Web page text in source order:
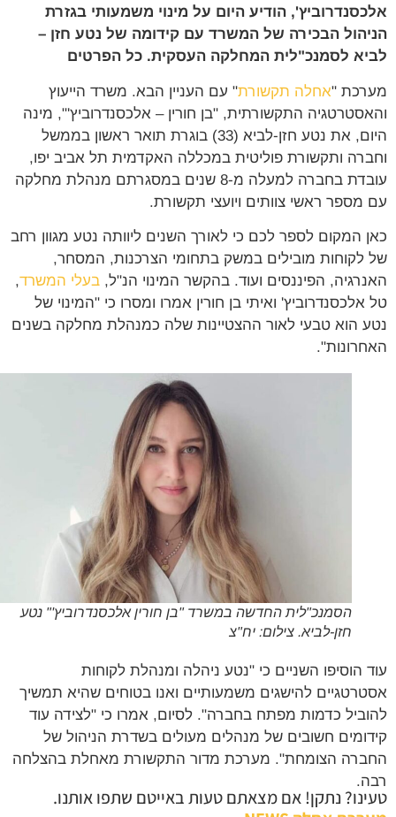
הודיע היום על מינוי משמעותי בגזרת
הבכירה של המשרד עם קידומה של נטע חזן –
לסמנכ"לית המחלקה העסקית. כל הפרטים
"אחלה תקשורת" עם העניין הבא. משרד הייעוץ
התקשורתית, "בן חורין – אלכסנדרוביץ'", מינה
היום, את נטע חזן-לביא (33) בוגרת תואר ראשון בממשל
ותקשורת פוליטית במכללה האקדמית תל אביב יפו,
עובדת בחברה למעלה מ-8 שנים במסגרתם מנהלת מחלקה
ראשי צוותים ויועצי תקשורת.
המקום לספר לכם כי לאורך השנים ליוותה נטע מגוון רחב
מובילים במשק בתחומי הצרכנות, המסחר,
הפיננסים ועוד. בהקשר המינוי הנ"ל,בעלי המשרד,
ואיתי בן חורין אמרו ומסרו כי "המינוי של
הוא טבעי לאור ההצטיינות שלה כמנהלת מחלקה בשנים
הסמנכ"לית החדשה במשרד "בן חורין אלכסנדרוביץ'" נטע
חזן-לביא. צילום: יח"צ
הוסיפו השניים כי "נטע ניהלה ומנהלת לקוחות
להישגים משמעותיים ואנו בטוחים שהיא תמשיך
כדמות מפתח בחברה". לסיום, אמרו כי "לצידה עוד
חשובים של מנהלים מעולים בשדרת הניהול של
הצומחת". מערכת מדור התקשורת מאחלת בהצלחה
נתקן! אם מצאתם טעות באייטם שתפו אותנו.